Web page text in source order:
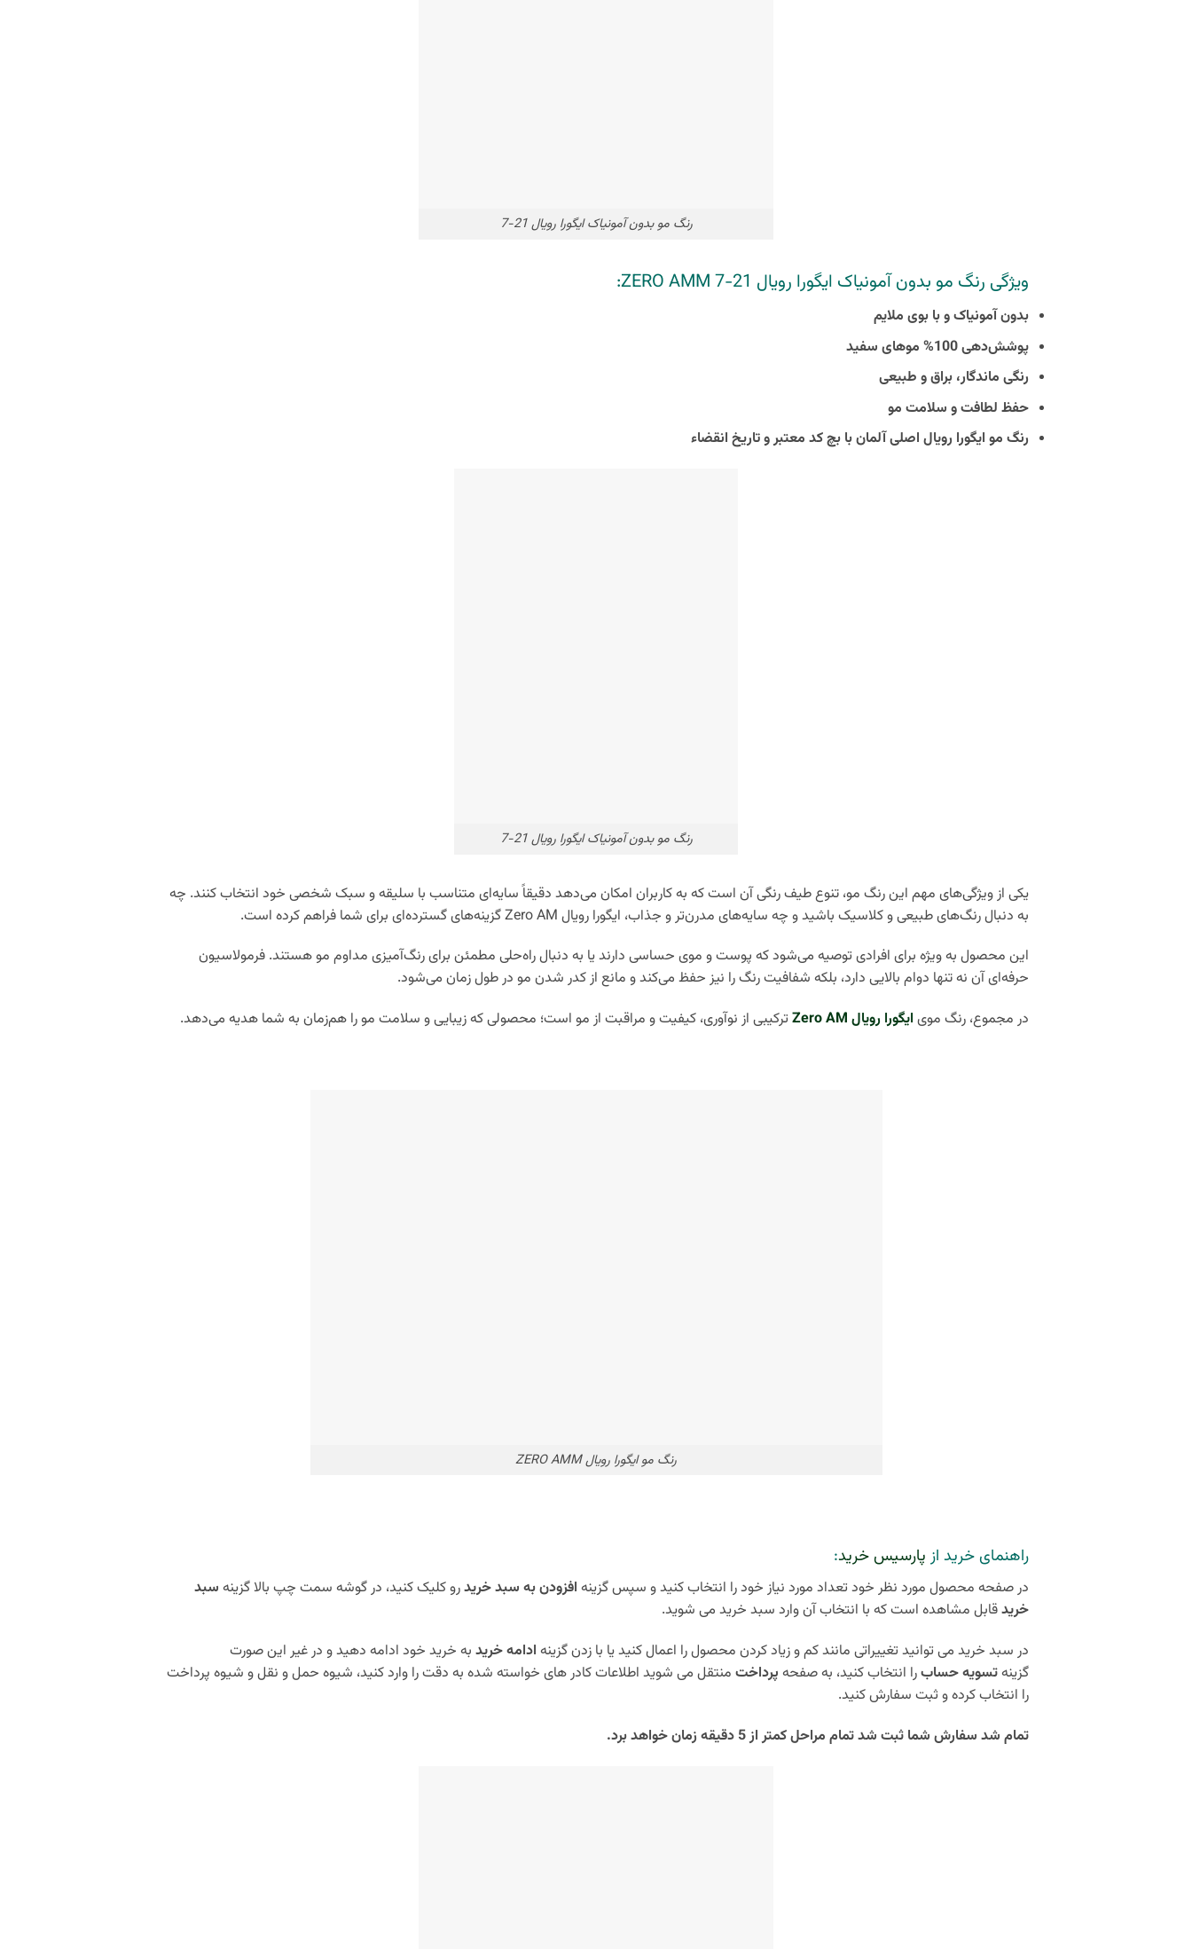
رنگ مو بدون آمونیاک ایگورا رویال 21-7
ویژگی رنگ مو بدون آمونیاک ایگورا رویال 21-7 ZERO AMM:
بدون آمونیاک و با بوی ملایم
پوشش‌دهی 100% موهای سفید
رنگی ماندگار، براق و طبیعی
حفظ لطافت و سلامت مو
رنگ مو ایگورا رویال اصلی آلمان با بچ کد معتبر و تاریخ انقضاء
رنگ مو بدون آمونیاک ایگورا رویال 21-7
یکی از ویژگی‌های مهم این رنگ مو، تنوع طیف رنگی آن است که به کاربران امکان می‌دهد دقیقاً سایه‌ای متناسب با سلیقه و سبک شخصی خود انتخاب کنند. چه
به دنبال رنگ‌های طبیعی و کلاسیک باشید و چه سایه‌های مدرن‌تر و جذاب، ایگورا رویال Zero AM گزینه‌های گسترده‌ای برای شما فراهم کرده است.
این محصول به‌ ویژه برای افرادی توصیه می‌شود که پوست و موی حساسی دارند یا به دنبال راه‌حلی مطمئن برای رنگ‌آمیزی مداوم مو هستند. فرمولاسیون
حرفه‌ای آن نه تنها دوام بالایی دارد، بلکه شفافیت رنگ را نیز حفظ می‌کند و مانع از کدر شدن مو در طول زمان می‌شود.
در مجموع، رنگ موی ایگورا رویال Zero AM ترکیبی از نوآوری، کیفیت و مراقبت از مو است؛ محصولی که زیبایی و سلامت مو را هم‌زمان به شما هدیه می‌دهد.
رنگ مو ایگورا رویال ZERO AMM
راهنمای خرید از پارسیس خرید:
در صفحه محصول مورد نظر خود تعداد مورد نیاز خود را انتخاب کنید و سپس گزینه افزودن به سبد خریدرو کلیک کنید، در گوشه سمت چپ بالا گزینه سبد
خریدقابل مشاهده است که با انتخاب آن وارد سبد خرید می شوید.
در سبد خرید می توانید تغییراتی مانند کم و زیاد کردن محصول را اعمال کنید یا با زدن گزینه ادامه خریدبه خرید خود ادامه دهید و در غیر این صورت
گزینهتسویه حسابرا انتخاب کنید، به صفحه پرداختمنتقل می شوید اطلاعات کادر های خواسته شده به دقت را وارد کنید، شیوه حمل و نقل و شیوه پرداخت
را انتخاب کرده و ثبت سفارش کنید.
تمام شد سفارش شما ثبت شد تمام مراحل کمتر از 5 دقیقه زمان خواهد برد.